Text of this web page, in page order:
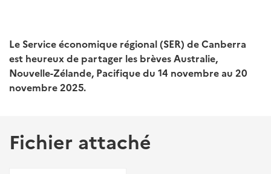
Le Service économique régional (SER) de Canberra
est heureux de partager les brèves Australie,
Nouvelle-Zélande, Pacifique du 14 novembre au 20
novembre 2025.
Fichier attaché